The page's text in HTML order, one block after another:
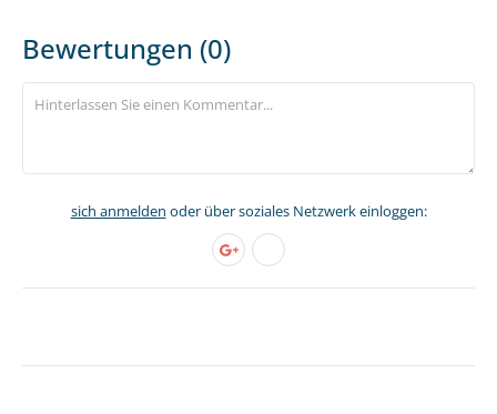
Bewertungen (0)
sich anmelden oder über soziales Netzwerk einloggen: